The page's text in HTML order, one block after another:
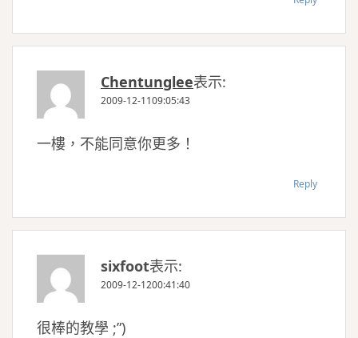
Chentunglee表示:
2009-12-1109:05:43
一樓，不能同意你更多！
Reply
sixfoot表示:
2009-12-1200:41:40
很棒的教學 ;”)